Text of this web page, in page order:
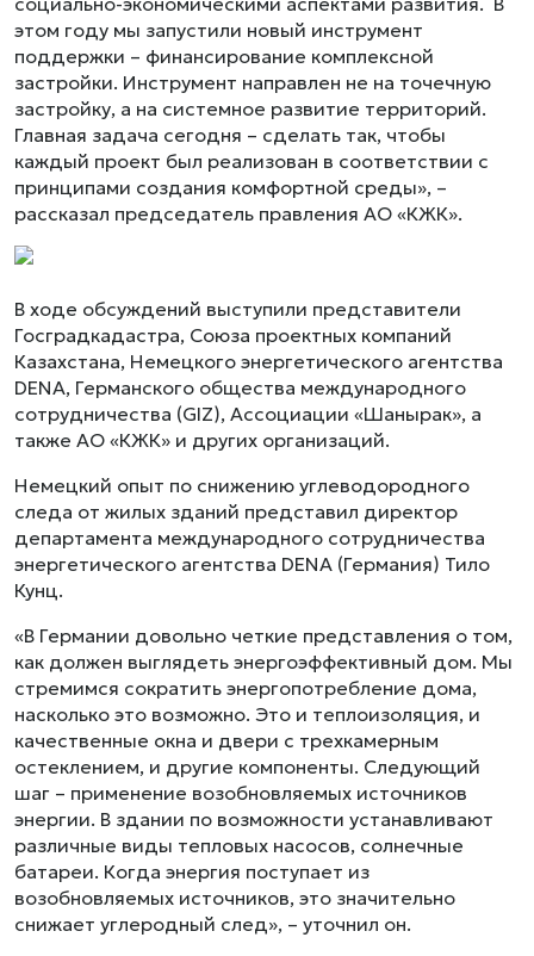
этом году мы запустили новый инструмент
поддержки – финансирование комплексной
застройки. Инструмент направлен не на точечную
застройку, а на системное развитие территорий.
Главная задача сегодня – сделать так, чтобы
каждый проект был реализован в соответствии с
принципами создания комфортной среды», –
рассказал председатель правления АО «КЖК».
В ходе обсуждений выступили представители
Госградкадастра, Союза проектных компаний
Казахстана, Немецкого энергетического агентства
DENA, Германского общества международного
сотрудничества (GIZ), Ассоциации «Шанырак», а
также АО «КЖК» и других организаций.
Немецкий опыт по снижению углеводородного
следа от жилых зданий представил директор
департамента международного сотрудничества
энергетического агентства DENA (Германия) Тило
Кунц.
«В Германии довольно четкие представления о том,
как должен выглядеть энергоэффективный дом. Мы
стремимся сократить энергопотребление дома,
насколько это возможно. Это и теплоизоляция, и
качественные окна и двери с трехкамерным
остеклением, и другие компоненты. Следующий
шаг – применение возобновляемых источников
энергии. В здании по возможности устанавливают
различные виды тепловых насосов, солнечные
батареи. Когда энергия поступает из
возобновляемых источников, это значительно
снижает углеродный след», – уточнил он.